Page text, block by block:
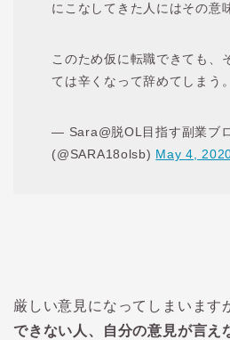
にこなしてきた人にはその意
このため仮に転職できても、
ては辛くなって辞めてしまう。
— Sara@脱OL目指す副業ブ
(@SARA18olsb) May 4,
厳しい意見になってしまいます
できない人、自分の意見が言え